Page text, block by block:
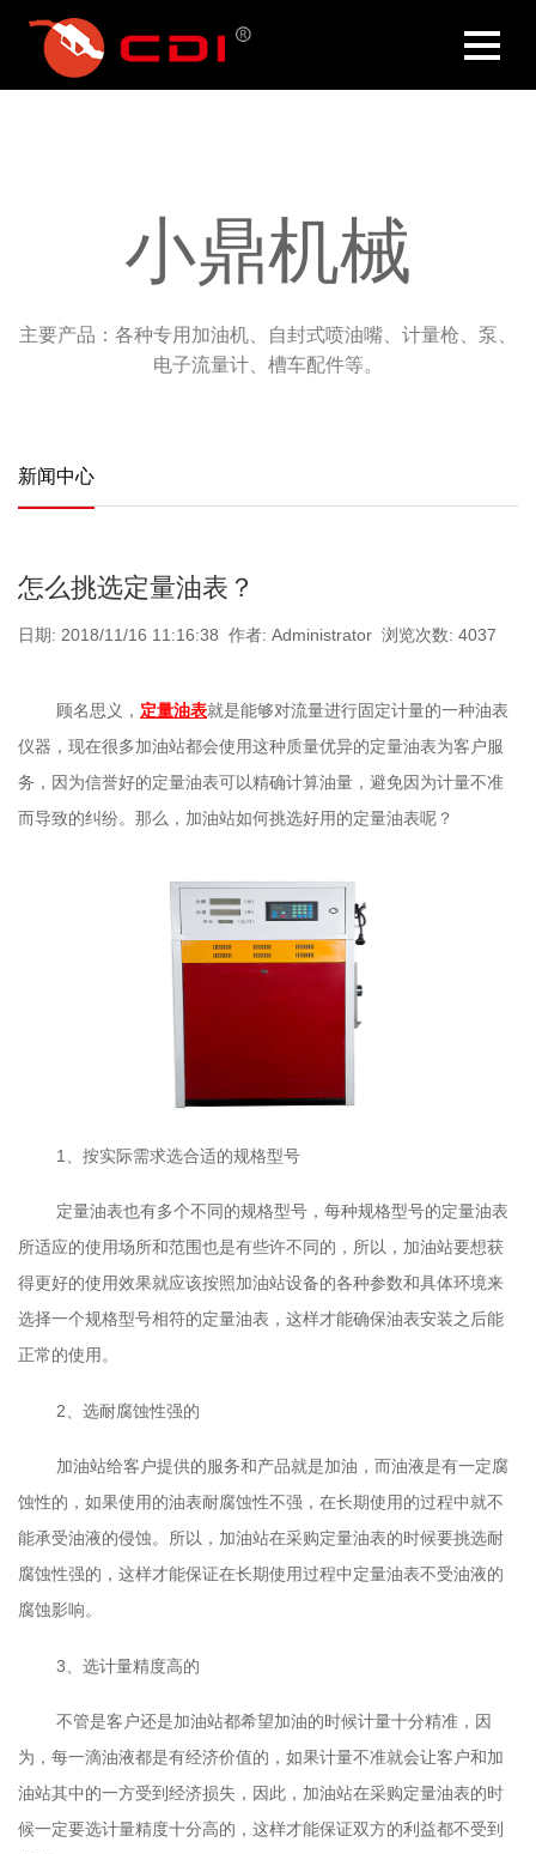
小鼎机械
主要产品：各种专用加油机、自封式喷油嘴、计量枪、泵、
电子流量计、槽车配件等。
新闻中心
怎么挑选定量油表？
日期: 2018/11/16 11:16:38 作者: Administrator 浏览次数: 4037
顾名思义， 定量油表就是能够对流量进行固定计量的一种油表
仪器，现在很多加油站都会使用这种质量优异的定量油表为客户服
务，因为信誉好的定量油表可以精确计算油量，避免因为计量不准
而导致的纠纷。那么，加油站如何挑选好用的定量油表呢？
1、按实际需求选合适的规格型号
定量油表也有多个不同的规格型号，每种规格型号的定量油表
所适应的使用场所和范围也是有些许不同的，所以，加油站要想获
得更好的使用效果就应该按照加油站设备的各种参数和具体环境来
选择一个规格型号相符的定量油表，这样才能确保油表安装之后能
正常的使用。
2、选耐腐蚀性强的
加油站给客户提供的服务和产品就是加油，而油液是有一定腐
蚀性的，如果使用的油表耐腐蚀性不强，在长期使用的过程中就不
能承受油液的侵蚀。所以，加油站在采购定量油表的时候要挑选耐
腐蚀性强的，这样才能保证在长期使用过程中定量油表不受油液的
腐蚀影响。
3、选计量精度高的
不管是客户还是加油站都希望加油的时候计量十分精准，因
为，每一滴油液都是有经济价值的，如果计量不准就会让客户和加
油站其中的一方受到经济损失，因此，加油站在采购定量油表的时
候一定要选计量精度十分高的，这样才能保证双方的利益都不受到